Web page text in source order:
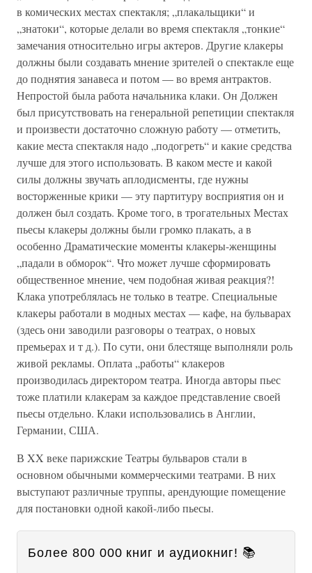
в комических местах спектакля; „плакальщики“ и
„знатоки“, которые делали во время спектакля „тонкие“
замечания относительно игры актеров. Другие клакеры
должны были создавать мнение зрителей о спектакле еще
до поднятия занавеса и потом — во время антрактов.
Непростой была работа начальника клаки. Он Должен
был присутствовать на генеральной репетиции спектакля
и произвести достаточно сложную работу — отметить,
какие места спектакля надо „подогреть“ и какие средства
лучше для этого использовать. В каком месте и какой
силы должны звучать аплодисменты, где нужны
восторженные крики — эту партитуру восприятия он и
должен был создать. Кроме того, в трогательных Местах
пьесы клакеры должны были громко плакать, а в
особенно Драматические моменты клакеры-женщины
„падали в обморок“. Что может лучше сформировать
общественное мнение, чем подобная живая реакция?!
Клака употреблялась не только в театре. Специальные
клакеры работали в модных местах — кафе, на бульварах
(здесь они заводили разговоры о театрах, о новых
премьерах и т д.). По сути, они блестяще выполняли роль
живой рекламы. Оплата „работы“ клакеров
производилась директором театра. Иногда авторы пьес
тоже платили клакерам за каждое представление своей
пьесы отдельно. Клаки использовались в Англии,
Германии, США.
В XX веке парижские Театры бульваров стали в
основном обычными коммерческими театрами. В них
выступают различные труппы, арендующие помещение
для постановки одной какой-либо пьесы.
Более 800 000 книг и аудиокниг! 📚